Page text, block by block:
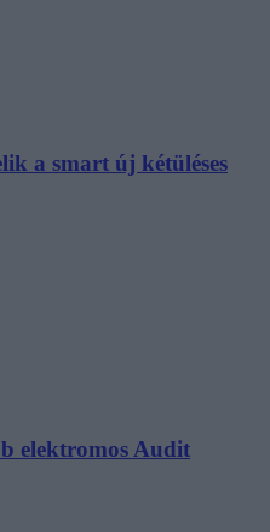
a smart új kétüléses
elektromos Audit